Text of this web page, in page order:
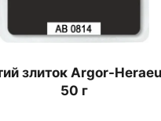
злиток Argor-
50 г